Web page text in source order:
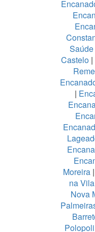
Saúde
Castelo|
|
Moreira|
na
Nova
Polopoli